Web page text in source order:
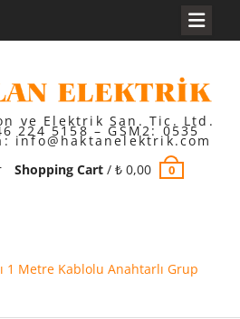
ve Elektrik San. Tic. Ltd.
224 5158 – GSM2: 0535
info@haktanelektrik.com
Shopping Cart/ ₺0,00 0
1 Metre Kablolu Anahtarlı Grup